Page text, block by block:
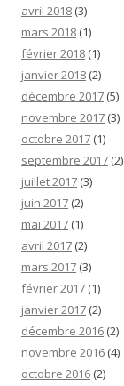
avril 2018 (3)
mars 2018 (1)
février 2018 (1)
janvier 2018 (2)
décembre 2017 (5)
novembre 2017 (3)
octobre 2017 (1)
septembre 2017 (2)
juillet 2017 (3)
juin 2017 (2)
mai 2017 (1)
avril 2017 (2)
mars 2017 (3)
février 2017 (1)
janvier 2017 (2)
décembre 2016 (2)
novembre 2016 (4)
octobre 2016 (2)